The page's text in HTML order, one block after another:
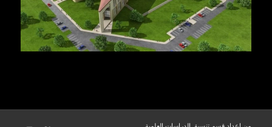
من إعداد قسم تنسيق الدراسات العلمية